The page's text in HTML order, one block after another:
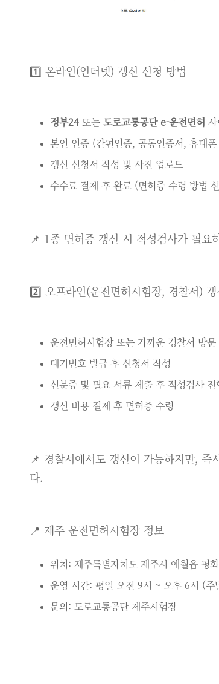
1️⃣ 온라인(인터넷) 갱신 신청 방법
정부24 또는 도로교통공단 e-운전면허
본인 인증 (간편인증, 공동인증서, 휴대
갱신 신청서 작성 및 사진 업로드
수수료 결제 후 완료 (면허증 수령 방법
📌 1종 면허증 갱신 시 적성검사가 필
2️⃣ 오프라인(운전면허시험장, 경찰서)
운전면허시험장 또는 가까운 경찰서 방문
대기번호 발급 후 신청서 작성
신분증 및 필요 서류 제출 후 적성검사
갱신 비용 결제 후 면허증 수령
📌 경찰서에서도 갱신이 가능하지만,
다.
📍 제주 운전면허시험장 정보
위치: 제주특별자치도 제주시 애월읍 평
운영 시간: 평일 오전 9시 ~ 오후 6시 (주
문의: 도로교통공단 제주시험장